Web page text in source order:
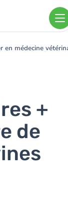
en médecine
+
de